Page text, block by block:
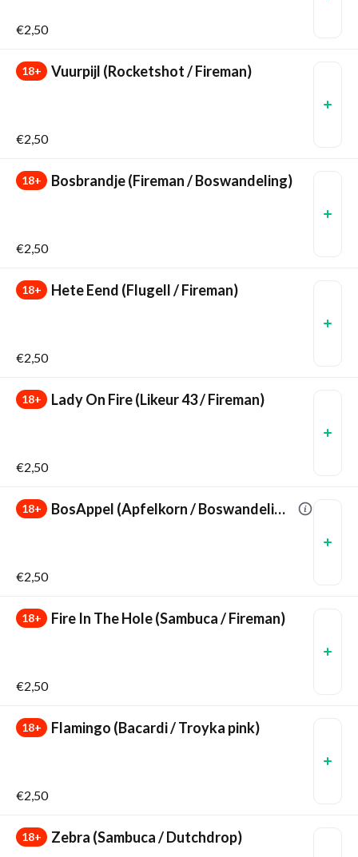
€2,50
18+ Vuurpijl (Rocketshot / Fireman)
€2,50
18+ Bosbrandje (Fireman / Boswandeling)
€2,50
18+ Hete Eend (Flugell / Fireman)
€2,50
18+ Lady On Fire (Likeur 43 / Fireman)
€2,50
18+ BosAppel (Apfelkorn / Boswandeling)
€2,50
18+ Fire In The Hole (Sambuca / Fireman)
€2,50
18+ Flamingo (Bacardi / Troyka pink)
€2,50
18+ Zebra (Sambuca / Dutchdrop)